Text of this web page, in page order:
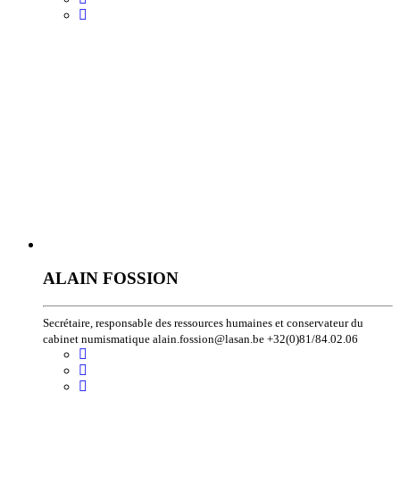
ALAIN FOSSION
Secrétaire, responsable des ressources humaines et conservateur du
cabinet numismatique alain.fossion@lasan.be +32(0)81/84.02.06